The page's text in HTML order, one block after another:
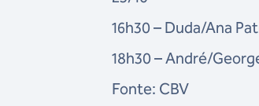
16h30 – Duda/Ana
18h30 – André/
Fonte: CBV